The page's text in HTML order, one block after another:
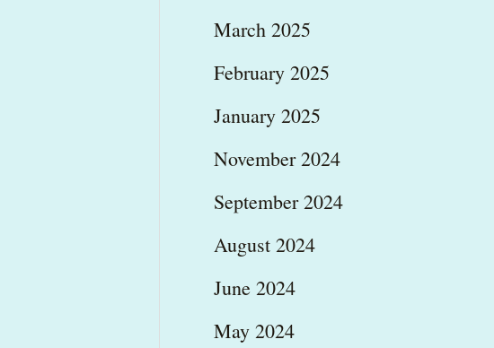
March 2025
February 2025
January 2025
November 2024
September 2024
August 2024
June 2024
May 2024